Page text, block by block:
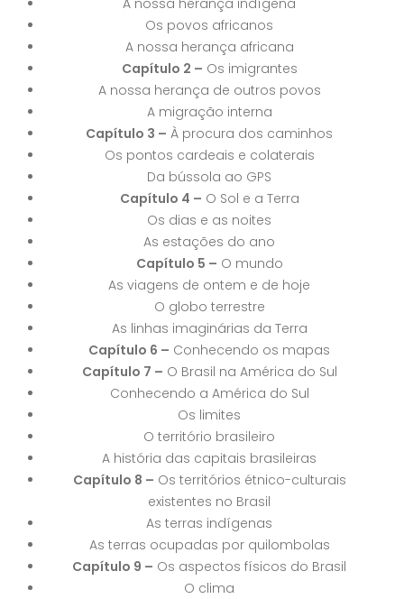
A nossa herança indígena
Os povos africanos
A nossa herança africana
Capítulo 2 – Os imigrantes
A nossa herança de outros povos
A migração interna
Capítulo 3 – À procura dos caminhos
Os pontos cardeais e colaterais
Da bússola ao GPS
Capítulo 4 – O Sol e a Terra
Os dias e as noites
As estações do ano
Capítulo 5 – O mundo
As viagens de ontem e de hoje
O globo terrestre
As linhas imaginárias da Terra
Capítulo 6 – Conhecendo os mapas
Capítulo 7 – O Brasil na América do Sul
Conhecendo a América do Sul
Os limites
O território brasileiro
A história das capitais brasileiras
Capítulo 8 – Os territórios étnico-culturais
existentes no Brasil
As terras indígenas
As terras ocupadas por quilombolas
Capítulo 9 – Os aspectos físicos do Brasil
O clima